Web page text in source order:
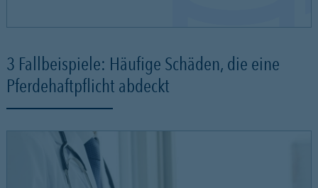
3 Fallbeispiele: Häufige Schäden, die eine
Pferdehaftpflicht abdeckt